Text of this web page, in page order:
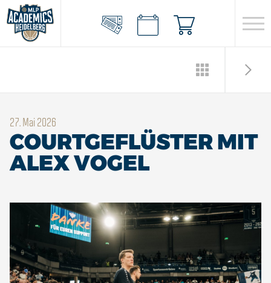
27. Mai 2026
COURTGEFLÜSTER MIT
ALEX VOGEL